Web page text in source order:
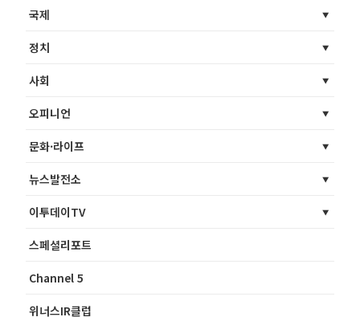
국제
정치
사회
오피니언
문화·라이프
뉴스발전소
이투데이TV
스페셜리포트
Channel 5
위너스IR클럽